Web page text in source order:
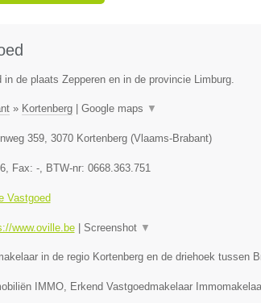
in de plaats Zepperen en in de provincie Limburg.
» Kortenberg| Google maps ▼
359, 3070 Kortenberg(Vlaams-Brabant)
, Fax: -, BTW-nr: 0668.363.751
Vastgoed
www.oville.be| Screenshot ▼
in de regio Kortenberg en de driehoek tussen
IMMO, Erkend Vastgoedmakelaar